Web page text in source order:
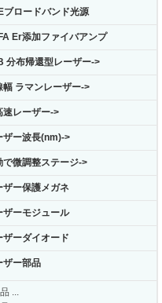
ブロードバンド光源
Er添加ファイバアンプ
分布帰還型レーザー->
幅 ラマンレーザー->
速レーザー->
ザー波長(nm)->
で微調整ステージ->
ザー保護メガネ
ザーモジュール
ザーダイオード
ザー部品
...